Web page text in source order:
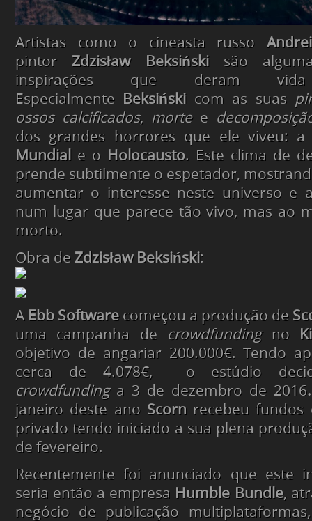
Artistas como o cineasta russo
pintor Zdzisław Beksińskisão
inspirações que deram
Especialmente
Beksiński com as suas
ossos calcificados, mortee
dos grandes horrores que ele viveu: a
Mundial
e o Holocausto. Este clima de
prende subtilmente o espetador,
aumentar o interesse neste universo e
num lugar que parece tão vivo, mas ao
morto.
Obra de Zdzisław Beksiński:
A Ebb Software começou a produção de
uma campanha de crowdfundingno
objetivo de angariar 200.000€. Tendo
cerca de 4.078€, o estúdio
crowdfunding a 3 de dezembro de 2016.
janeiro deste ano Scornrecebeu fundos
privado tendo iniciado a sua plena
de fevereiro.
Recentemente foi anunciado que este
seria então a empresa Humble Bundle,
negócio de publicação